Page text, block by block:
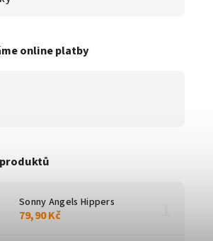
online platby
Sonny Angels Hippers
79,90 Kč